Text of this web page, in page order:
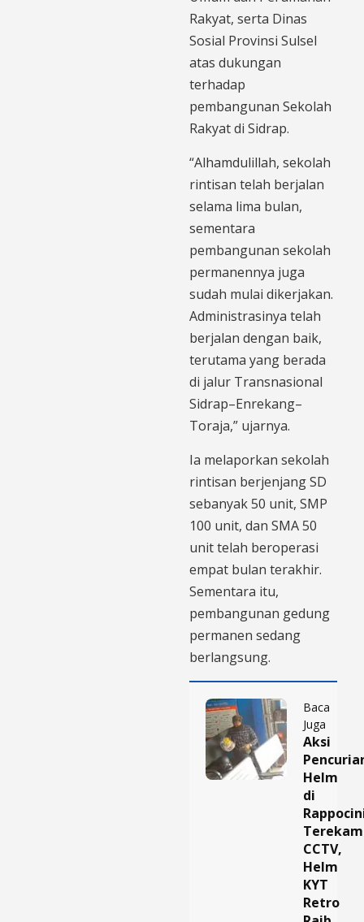
Rakyat, serta Dinas
Sosial Provinsi Sulsel
atas dukungan
terhadap
pembangunan Sekolah
Rakyat di Sidrap.
“Alhamdulillah, sekolah
rintisan telah berjalan
selama lima bulan,
sementara
pembangunan sekolah
permanennya juga
sudah mulai dikerjakan.
Administrasinya telah
berjalan dengan baik,
terutama yang berada
di jalur Transnasional
Sidrap–Enrekang–
Toraja,” ujarnya.
Ia melaporkan sekolah
rintisan berjenjang SD
sebanyak 50 unit, SMP
100 unit, dan SMA 50
unit telah beroperasi
empat bulan terakhir.
Sementara itu,
pembangunan gedung
permanen sedang
berlangsung.
Baca
Juga
Aksi
Helm
di
Terekam
CCTV,
Helm
KYT
Retro